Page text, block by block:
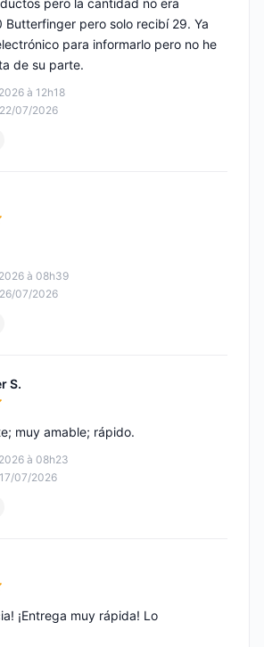
à 12h18
07/2026
pero la cantidad no era
pero solo recibí 29. Ya
para informarlo pero no he
de su parte.
à 08h39
07/2026
S.
à 08h23
07/2026
muy amable; rápido.
¡Entrega muy rápida! Lo